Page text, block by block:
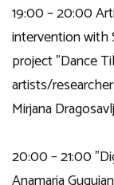
19:00 – 20:00
intervention with
project ”Dance
artists/
Mirjana
20:00 – 21:00